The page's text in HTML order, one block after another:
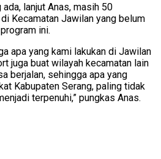
lanjut Anas, masih 50
Kecamatan Jawilan yang belum
ini.
apa yang kami lakukan di Jawilan
juga buat wilayah kecamatan lain
berjalan, sehingga apa yang
Kabupaten Serang, paling tidak
terpenuhi,” pungkas Anas.